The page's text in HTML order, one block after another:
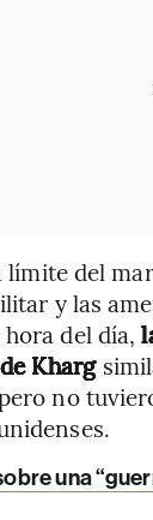
del
y las
hora del día,
Kharg
no
una